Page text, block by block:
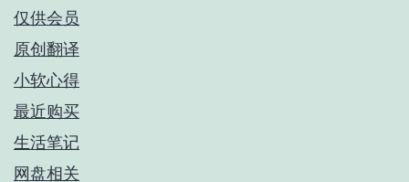
仅供会员
原创翻译
小软心得
最近购买
生活笔记
网盘相关